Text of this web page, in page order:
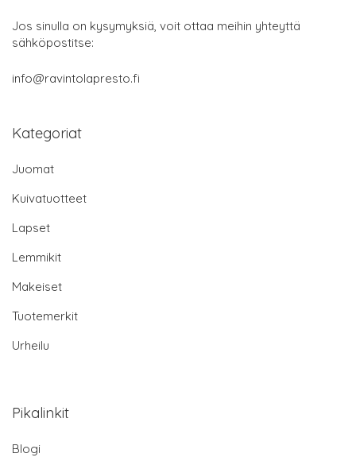
Jos sinulla on kysymyksiä, voit ottaa meihin yhteyttä
sähköpostitse:
info@ravintolapresto.fi
Kategoriat
Juomat
Kuivatuotteet
Lapset
Lemmikit
Makeiset
Tuotemerkit
Urheilu
Pikalinkit
Blogi